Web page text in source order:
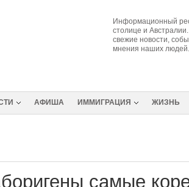
Информационный
столице и
свежие новости,
мнения наших людей.
АФИША ИММИГРАЦИЯ ЖИЗНЬ
самые